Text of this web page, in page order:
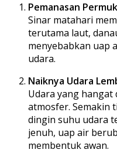
Pemanasan
Sinar matahari
terutama laut,
menyebabkan uap
udara.
Naiknya Udara
Udara yang hangat
atmosfer. Semakin
dingin suhu udara
jenuh, uap air
membentuk awan.